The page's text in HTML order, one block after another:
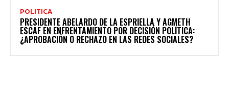
POLITICA
PRESIDENTE ABELARDO DE LA ESPRIELLA Y AGMETH
ESCAF EN ENFRENTAMIENTO POR DECISIÓN POLÍTICA:
¿APROBACIÓN O RECHAZO EN LAS REDES SOCIALES?